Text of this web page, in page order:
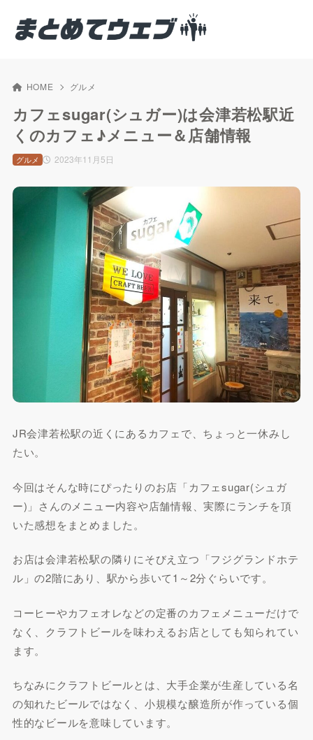
HOME グルメ
カフェsugar(シュガー)は会津若松駅近
くのカフェ♪メニュー＆店舗情報
2023年11月5日
グルメ
JR会津若松駅の近くにあるカフェで、ちょっと一休みし
たい。
今回はそんな時にぴったりのお店「カフェsugar(シュガ
ー)」さんのメニュー内容や店舗情報、実際にランチを頂
いた感想をまとめました。
お店は会津若松駅の隣りにそびえ立つ「フジグランドホテ
ル」の2階にあり、駅から歩いて1～2分ぐらいです。
コーヒーやカフェオレなどの定番のカフェメニューだけで
なく、クラフトビールを味わえるお店としても知られてい
ます。
ちなみにクラフトビールとは、大手企業が生産している名
の知れたビールではなく、小規模な醸造所が作っている個
性的なビールを意味しています。